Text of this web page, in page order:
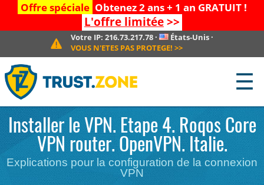
Offre spéciale Obtenez 2 ans + 1 an GRATUIT !
L'offre limitée>>
Votre IP:216.73.217.78 · États-Unis·
VOUS N'ETES PAS PROTEGE! >>
☰
Installer le VPN. Etape 4. Roqos Core
VPN router. OpenVPN. Italie.
Explications pour la configuration de la connexion
VPN